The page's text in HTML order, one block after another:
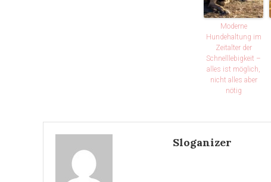
Moderne
Hundehaltung im
Zeitalter der
Schnelllebigkeit –
alles ist möglich,
nicht alles aber
nötig
Sloganizer